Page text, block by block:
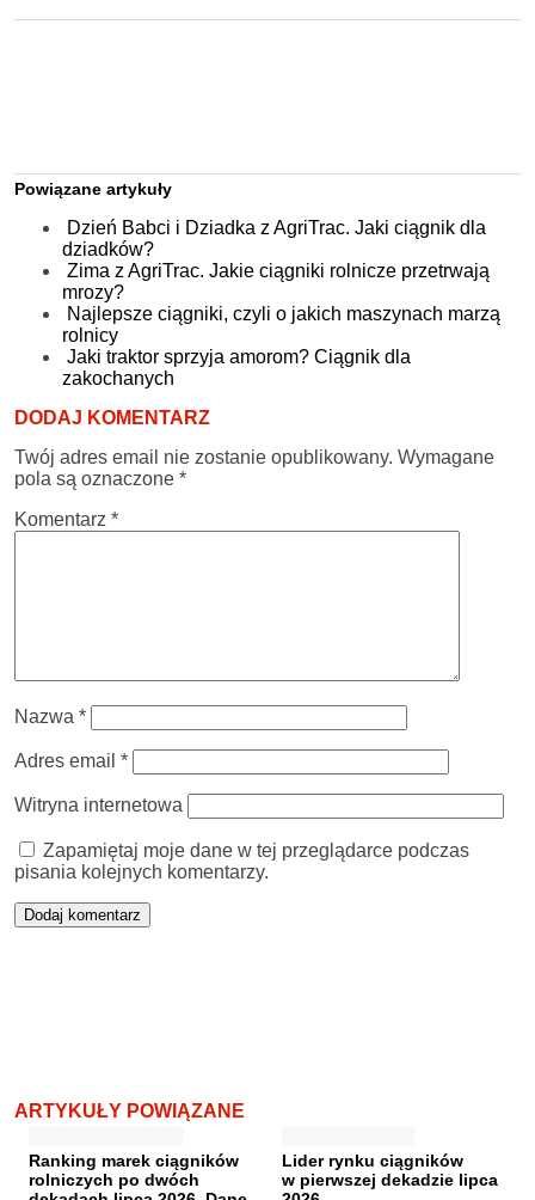
Powiązane artykuły
Dzień Babci i Dziadka z AgriTrac. Jaki ciągnik dla
dziadków?
Zima z AgriTrac. Jakie ciągniki rolnicze przetrwają
mrozy?
Najlepsze ciągniki, czyli o jakich maszynach marzą
rolnicy
Jaki traktor sprzyja amorom? Ciągnik dla
zakochanych
DODAJ KOMENTARZ
Twój adres email nie zostanie opublikowany. Wymagane
pola są oznaczone *
Komentarz *
Nazwa *
Adres email *
Witryna internetowa
Zapamiętaj moje dane w tej przeglądarce podczas
pisania kolejnych komentarzy.
ARTYKUŁY POWIĄZANE
Ranking marek ciągników
rolniczych po dwóch
Lider rynku ciągników
w pierwszej dekadzie lipca